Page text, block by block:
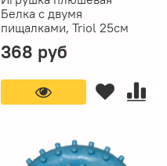
Белка с двумя
пищалками, Triol 25см
368 руб